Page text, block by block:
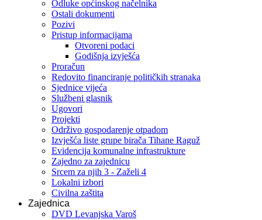
Odluke općinskog načelnika
Ostali dokumenti
Pozivi
Pristup informacijama
Otvoreni podaci
Godišnja izvješća
Proračun
Redovito financiranje političkih stranaka
Sjednice vijeća
Službeni glasnik
Ugovori
Projekti
Održivo gospodarenje otpadom
Izvješća liste grupe birača Tihane Raguž
Evidencija komunalne infrastrukture
Zajedno za zajednicu
Srcem za njih 3 - Zaželi 4
Lokalni izbori
Civilna zaštita
Zajednica
DVD Levanjska Varoš